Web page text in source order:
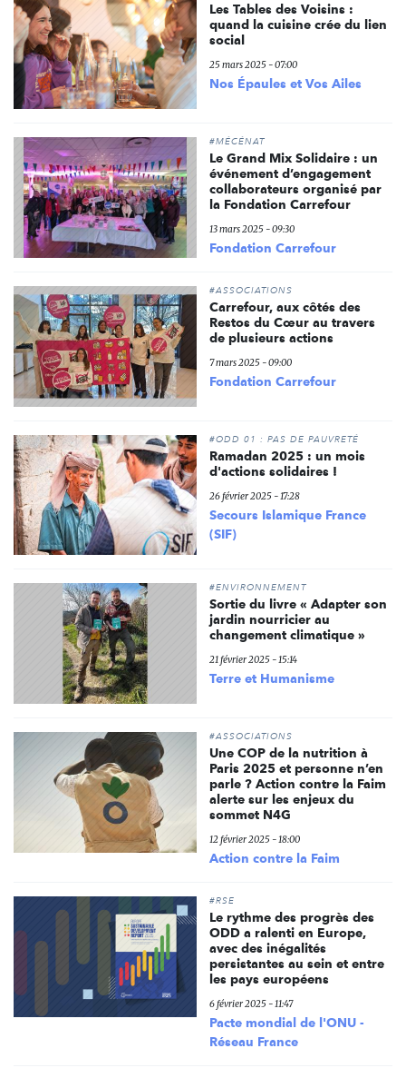
Les Tables des Voisins :
quand la cuisine crée du lien
social
25 mars 2025 - 07:00
Nos Épaules et Vos Ailes
#MÉCÉNAT
Le Grand Mix Solidaire : un
événement d’engagement
collaborateurs organisé par
la Fondation Carrefour
13 mars 2025 - 09:30
Fondation Carrefour
#ASSOCIATIONS
Carrefour, aux côtés des
Restos du Cœur au travers
de plusieurs actions
7 mars 2025 - 09:00
Fondation Carrefour
#ODD 01 : PAS DE PAUVRETÉ
Ramadan 2025 : un mois
d'actions solidaires !
26 février 2025 - 17:28
Secours Islamique France
(SIF)
#ENVIRONNEMENT
Sortie du livre « Adapter son
jardin nourricier au
changement climatique »
21 février 2025 - 15:14
Terre et Humanisme
#ASSOCIATIONS
Une COP de la nutrition à
Paris 2025 et personne n’en
parle ? Action contre la Faim
alerte sur les enjeux du
sommet N4G
12 février 2025 - 18:00
Action contre la Faim
#RSE
Le rythme des progrès des
ODD a ralenti en Europe,
avec des inégalités
persistantes au sein et entre
les pays européens
6 février 2025 - 11:47
Pacte mondial de l'ONU -
Réseau France